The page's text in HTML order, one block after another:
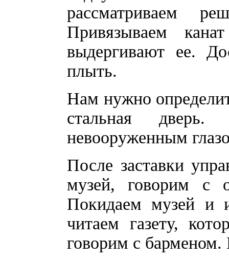
рассматриваем
Привязываем
выдергивают ее.
плыть.
Нам нужно
стальная дверь.
невооруженным
После заставки
музей, говорим с
Покидаем музей и
читаем газету,
говорим с